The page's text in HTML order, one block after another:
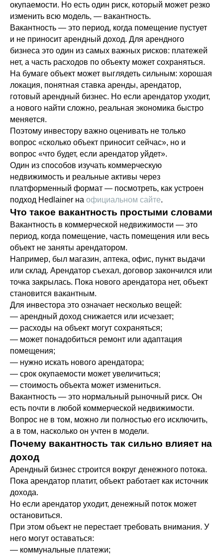
окупаемости. Но есть один риск, который может резко
изменить всю модель, — вакантность.
Вакантность — это период, когда помещение пустует
и не приносит арендный доход. Для арендного
бизнеса это один из самых важных рисков: платежей
нет, а часть расходов по объекту может сохраняться.
На бумаге объект может выглядеть сильным: хорошая
локация, понятная ставка аренды, арендатор,
готовый арендный бизнес. Но если арендатор уходит,
а нового найти сложно, реальная экономика быстро
меняется.
Поэтому инвестору важно оценивать не только
вопрос «сколько объект приносит сейчас», но и
вопрос «что будет, если арендатор уйдет».
Один из способов изучать коммерческую
недвижимость и реальные активы через
платформенный формат — посмотреть, как устроен
подход Hedlainer на официальном сайте.
Что такое вакантность простыми словами
Вакантность в коммерческой недвижимости — это
период, когда помещение, часть помещения или весь
объект не заняты арендатором.
Например, был магазин, аптека, офис, пункт выдачи
или склад. Арендатор съехал, договор закончился или
точка закрылась. Пока нового арендатора нет, объект
становится вакантным.
Для инвестора это означает несколько вещей:
— арендный доход снижается или исчезает;
— расходы на объект могут сохраняться;
— может понадобиться ремонт или адаптация
помещения;
— нужно искать нового арендатора;
— срок окупаемости может увеличиться;
— стоимость объекта может измениться.
Вакантность — это нормальный рыночный риск. Он
есть почти в любой коммерческой недвижимости.
Вопрос не в том, можно ли полностью его исключить,
а в том, насколько он учтен в модели.
Почему вакантность так сильно влияет на
доход
Арендный бизнес строится вокруг денежного потока.
Пока арендатор платит, объект работает как источник
дохода.
Но если арендатор уходит, денежный поток может
остановиться.
При этом объект не перестает требовать внимания. У
него могут оставаться:
— коммунальные платежи;